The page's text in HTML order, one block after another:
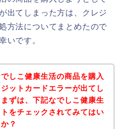
出てしまった方は、クレジ
方法についてまとめたので
いです。
しこ健康生活の商品を購入
ットカードエラーが出てし
ずは、下記なでしこ健康生
をチェックされてみてはい
？